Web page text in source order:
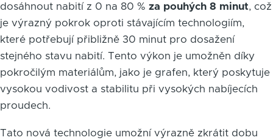
dosáhnout nabití z 0 na 80 % za pouhých 8 minut, což
je výrazný pokrok oproti stávajícím technologiím,
které potřebují přibližně 30 minut pro dosažení
stejného stavu nabití. Tento výkon je umožněn díky
pokročilým materiálům, jako je grafen, který poskytuje
vysokou vodivost a stabilitu při vysokých nabíjecích
proudech.
Tato nová technologie umožní výrazně zkrátit dobu